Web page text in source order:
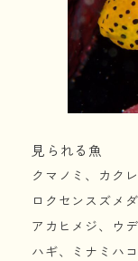
見られる魚
クマノミ、カク
ロクセンスズメ
アカヒメジ、ウ
ハギ、ミナミハ